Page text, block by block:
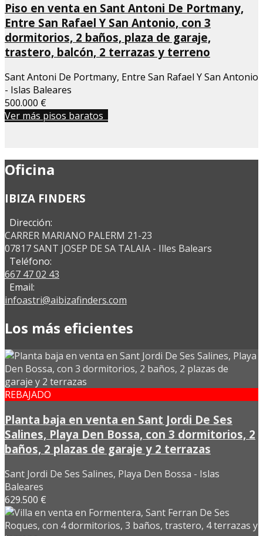
Piso en venta en Sant Antoni De Portmany,
Entre San Rafael Y San Antonio, con 3
dormitorios, 2 baños, plaza de garaje,
trastero, balcón, 2 terrazas y terreno
Sant Antoni De Portmany, Entre San Rafael Y San Antonio
- Islas Baleares
500.000 €
Ver más pisos baratos
Oficina
IBIZA FINDERS
Dirección:
CARRER MARIANO PALERM 21-23
07817 SANT JOSEP DE SA TALAIA - Illes Balears
Teléfono:
667 47 02 43
Email:
infoastri@aibizafinders.com
Los más eficientes
REBAJADO
Planta baja en venta en Sant Jordi De Ses
Salines, Playa Den Bossa, con 3 dormitorios, 2
baños, 2 plazas de garaje y 2 terrazas
Sant Jordi De Ses Salines, Playa Den Bossa - Islas
Baleares
629.500 €